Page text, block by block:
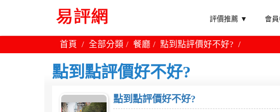
評價推薦 ▼ 會
首頁 全部分類 餐廳 點到點評價好不好?
點到點評價好不好?
點到點評價好不好?